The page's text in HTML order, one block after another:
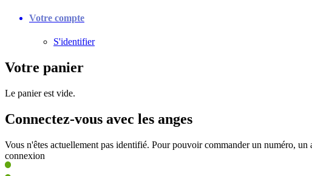
Votre compte
S'identifier
Votre panier
Le panier est vide.
Connectez-vous avec les anges
Vous n'êtes actuellement pas identifié. Pour pouvoir commander un numéro,
connexion